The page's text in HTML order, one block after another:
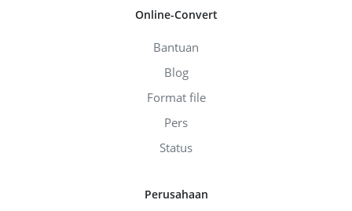
Online-Convert
Bantuan
Blog
Format file
Pers
Status
Perusahaan